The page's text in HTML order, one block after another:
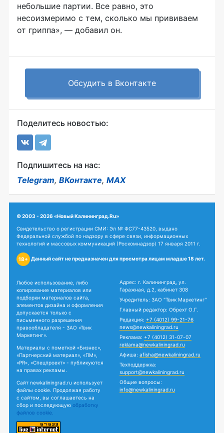
небольшие партии. Все равно, это
несоизмеримо с тем, сколько мы прививаем
от гриппа», — добавил он.
Обсудить в Вконтакте
Поделитесь новостью:
Подпишитесь на нас:
Telegram, ВКонтакте, MAX
© 2003 - 2026 «Новый Калининград.Ru»
Свидетельство о регистрации СМИ: Эл № ФС77-43520, выдано
Федеральной службой по надзору в сфере связи, информационных
технологий и массовых коммуникаций (Роскомнадзор) 17 января 2011 г.
18+ Данный сайт не предназначен для просмотра лицам младше 18 лет.
Любое использование, либо
копирование материалов или
подборки материалов сайта,
элементов дизайна и оформления
допускается только с
письменного разрешения
правообладателя - ЗАО «Твик
Маркетинг».
Материалы с пометкой «Бизнес»,
«Партнерский материал», «ПМ»,
«PR», «Спецпроект» - публикуются
на правах рекламы.
Сайт newkaliningrad.ru использует
файлы cookie. Продолжая работу
с сайтом, вы соглашаетесь на
сбор и последующую обработку
файлов cookie.
Адрес: г. Калининград, ул.
Гаражная, д.2, кабинет 308
Учредитель: ЗАО "Твик Маркетинг"
Главный редактор: Обрехт О.Г.
Редакция: +7 (4012) 99-21-76
news@newkaliningrad.ru
Реклама: +7 (4012) 31-07-07
reklama@newkaliningrad.ru
Афиша: afisha@newkaliningrad.ru
Техподдержка:
support@newkaliningrad.ru
Общие вопросы:
info@newkaliningrad.ru